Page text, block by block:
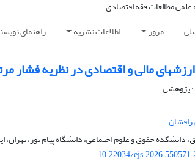
مرور اطلاعات نشریه راهنمای
مالی و اقتصادی در نظریه فشار
: پژوهشی
دانشکده حقوق و علوم اجتماعی، دانشگاه پیام نور، تهران،
10.22034/